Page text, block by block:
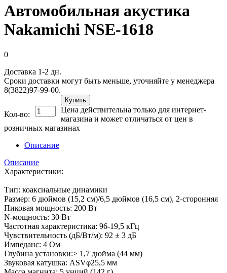
Автомобильная акустика
Nakamichi NSE-1618
0
Доставка 1-2 дн.
Сроки доставки могут быть меньше, уточняйте у менеджера
8(3822)97-99-00.
Кол-во:
Купить
Цена действительна только для интернет-
магазина и может отличаться от цен в
розничных магазинах
Описание
Описание
Характеристики:
Тип: коаксиальные динамики
Размер: 6 дюймов (15,2 см)/6,5 дюймов (16,5 см), 2-сторонняя
Пиковая мощность: 200 Вт
N-мощность: 30 Вт
Частотная характеристика: 96-19,5 кГц
Чувствительность (дБ/Вт/м): 92 ± 3 дБ
Импеданс: 4 Ом
Глубина установки:> 1,7 дюйма (44 мм)
Звуковая катушка: ASVφ25,5 мм